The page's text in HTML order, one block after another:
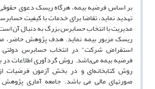
بر اساس فرضیه بیمه، هرگاه ریسک دعوی
تهدید نماید، تقاضا برای خدمات با کیفیت
مدیریت با انتخاب حسابرس بزرگ به دنبال آن
ریسک مزبور بیمه نماید. هدف پژوهش حاضر،
استقراض شرکت" در انتخاب حسابرس دولتی
فرضیه بیمه می‌باشد. روش گردآوری اطلاعات در
روش کتابخانه‌ای و در بخش آزمون فرضیات
صورتهای مالی می باشد. جامعه آماری